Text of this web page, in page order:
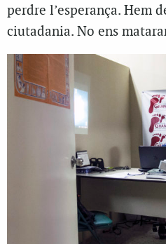
perdre l’esperança. Hem
ciutadania. No ens